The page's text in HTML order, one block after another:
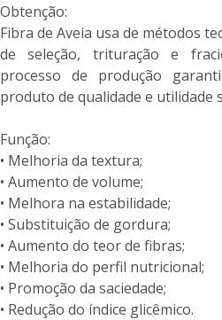
Obtenção:
Fibra de Aveia usa de métodos
de seleção, trituração e
processo de produção
produto de qualidade e utilidade
Função:
• Melhoria da textura;
• Aumento de volume;
• Melhora na estabilidade;
• Substituição de gordura;
• Aumento do teor de fibras;
• Melhoria do perfil nutricional;
• Promoção da saciedade;
• Redução do índice glicêmico.